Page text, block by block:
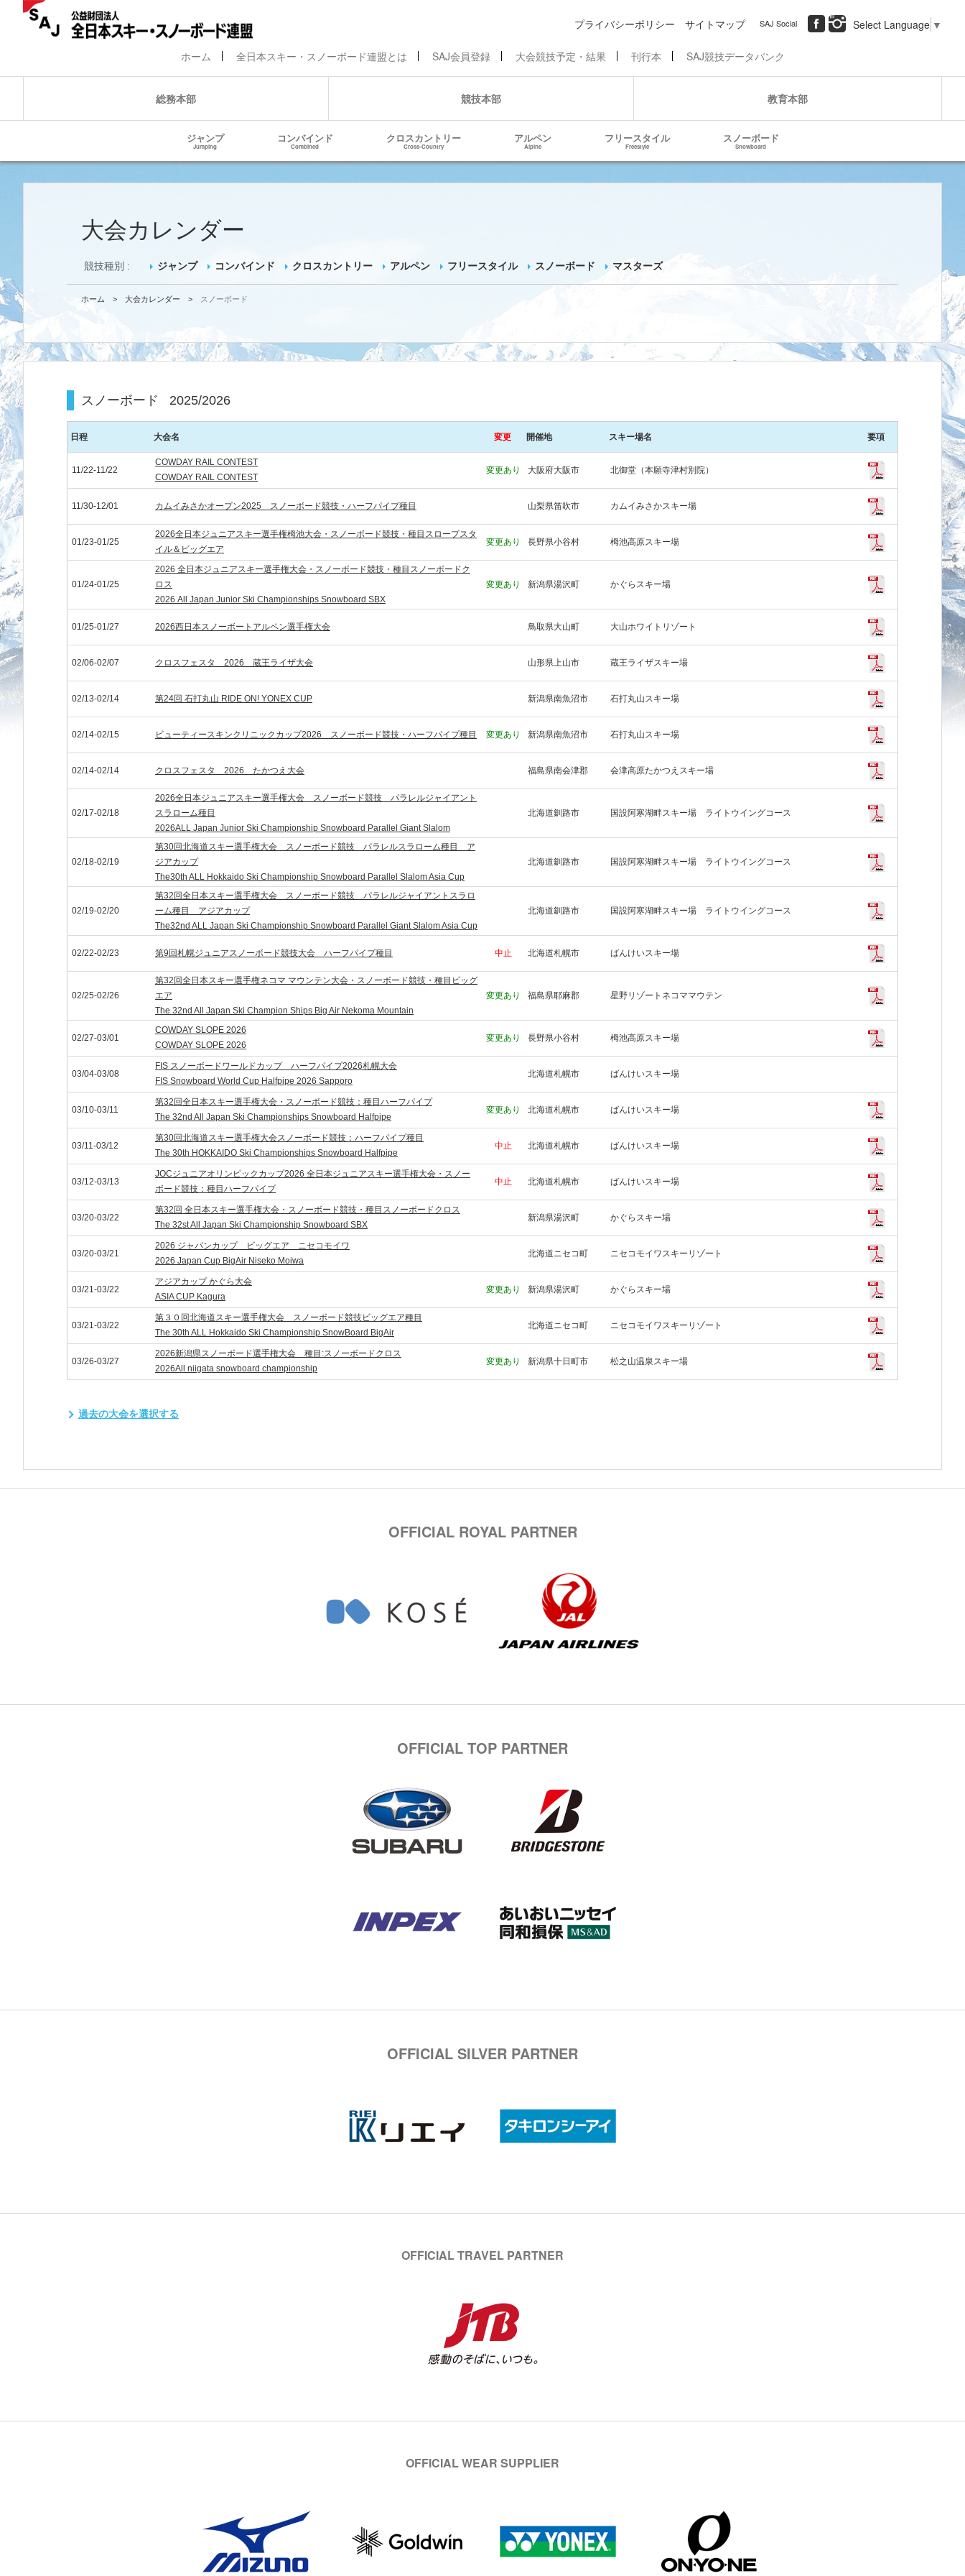
プライバシーポリシー サイトマップ SAJ Social Select Language ▼
ホーム 全日本スキー・スノーボード連盟とは SAJ会員登録 大会競技予定・結果 刊行本 SAJ競技データバンク
総務本部 競技本部 教育本部
ジャンプ
Jumping
コンバインド
Combined
クロスカントリー
Cross-Country
アルペン
Alpine
フリースタイル
Freestyle
スノーボード
Snowboard
大会カレンダー
競技種別 : ジャンプ コンバインド クロスカントリー アルペン フリースタイル スノーボード マスターズ
ホーム > 大会カレンダー > スノーボード
スノーボード 2025/2026
日程 大会名 変更 開催地 スキー場名 要項
11/22-11/22
COWDAY RAIL CONTEST
COWDAY RAIL CONTEST
変更あり 大阪府大阪市 北御堂（本願寺津村別院）
11/30-12/01 カムイみさかオープン2025 スノーボード競技・ハーフパイプ種目 山梨県笛吹市 カムイみさかスキー場
01/23-01/25
2026全日本ジュニアスキー選手権栂池大会・スノーボード競技・種目スロープスタ
イル＆ビッグエア
変更あり 長野県小谷村 栂池高原スキー場
01/24-01/25
2026 全日本ジュニアスキー選手権大会・スノーボード競技・種目スノーボードク
ロス
2026 All Japan Junior Ski Championships Snowboard SBX
変更あり 新潟県湯沢町 かぐらスキー場
01/25-01/27 2026西日本スノーボートアルペン選手権大会 鳥取県大山町 大山ホワイトリゾート
02/06-02/07 クロスフェスタ 2026 蔵王ライザ大会 山形県上山市 蔵王ライザスキー場
02/13-02/14 第24回 石打丸山 RIDE ON! YONEX CUP 新潟県南魚沼市 石打丸山スキー場
02/14-02/15 ビューティースキンクリニックカップ2026 スノーボード競技・ハーフパイプ種目 変更あり 新潟県南魚沼市 石打丸山スキー場
02/14-02/14 クロスフェスタ 2026 たかつえ大会 福島県南会津郡 会津高原たかつえスキー場
02/17-02/18
2026全日本ジュニアスキー選手権大会 スノーボード競技 パラレルジャイアント
スラローム種目
2026ALL Japan Junior Ski Championship Snowboard Parallel Giant Slalom
北海道釧路市 国設阿寒湖畔スキー場 ライトウイングコース
02/18-02/19
第30回北海道スキー選手権大会 スノーボード競技 パラレルスラローム種目 ア
ジアカップ
The30th ALL Hokkaido Ski Championship Snowboard Parallel Slalom Asia Cup
北海道釧路市 国設阿寒湖畔スキー場 ライトウイングコース
02/19-02/20
第32回全日本スキー選手権大会 スノーボード競技 パラレルジャイアントスラロ
ーム種目 アジアカップ
The32nd ALL Japan Ski Championship Snowboard Parallel Giant Slalom Asia Cup
北海道釧路市 国設阿寒湖畔スキー場 ライトウイングコース
02/22-02/23 第9回札幌ジュニアスノーボード競技大会 ハーフパイプ種目 中止 北海道札幌市 ばんけいスキー場
02/25-02/26
第32回全日本スキー選手権ネコマ マウンテン大会・スノーボード競技・種目ビッグ
エア
The 32nd All Japan Ski Champion Ships Big Air Nekoma Mountain
変更あり 福島県耶麻郡 星野リゾートネコママウテン
02/27-03/01
COWDAY SLOPE 2026
COWDAY SLOPE 2026
変更あり 長野県小谷村 栂池高原スキー場
03/04-03/08
FIS スノーボードワールドカップ ハーフパイプ2026札幌大会
FIS Snowboard World Cup Halfpipe 2026 Sapporo
北海道札幌市 ばんけいスキー場
03/10-03/11
第32回全日本スキー選手権大会・スノーボード競技：種目ハーフパイプ
The 32nd All Japan Ski Championships Snowboard Halfpipe
変更あり 北海道札幌市 ばんけいスキー場
03/11-03/12
第30回北海道スキー選手権大会スノーボード競技：ハーフパイプ種目
The 30th HOKKAIDO Ski Championships Snowboard Halfpipe
中止 北海道札幌市 ばんけいスキー場
03/12-03/13
JOCジュニアオリンピックカップ2026 全日本ジュニアスキー選手権大会・スノー
ボード競技：種目ハーフパイプ
中止 北海道札幌市 ばんけいスキー場
03/20-03/22
第32回 全日本スキー選手権大会・スノーボード競技・種目スノーボードクロス
The 32st All Japan Ski Championship Snowboard SBX
新潟県湯沢町 かぐらスキー場
03/20-03/21
2026 ジャパンカップ ビッグエア ニセコモイワ
2026 Japan Cup BigAir Niseko Moiwa
北海道ニセコ町 ニセコモイワスキーリゾート
03/21-03/22
アジアカップ かぐら大会
ASIA CUP Kagura
変更あり 新潟県湯沢町 かぐらスキー場
03/21-03/22
第３０回北海道スキー選手権大会 スノーボード競技ビッグエア種目
The 30th ALL Hokkaido Ski Championship SnowBoard BigAir
北海道ニセコ町 ニセコモイワスキーリゾート
03/26-03/27
2026新潟県スノーボード選手権大会 種目:スノーボードクロス
2026All niigata snowboard championship
変更あり 新潟県十日町市 松之山温泉スキー場
過去の大会を選択する
OFFICIAL ROYAL PARTNER
OFFICIAL TOP PARTNER
OFFICIAL SILVER PARTNER
OFFICIAL TRAVEL PARTNER
OFFICIAL WEAR SUPPLIER